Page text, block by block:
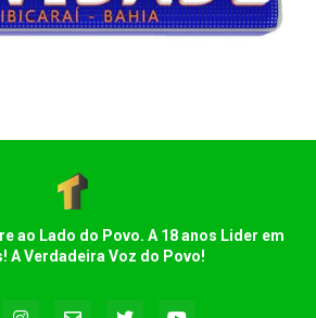
ao Lado do Povo. A 18 anos Lider em
A Verdadeira Voz do Povo!